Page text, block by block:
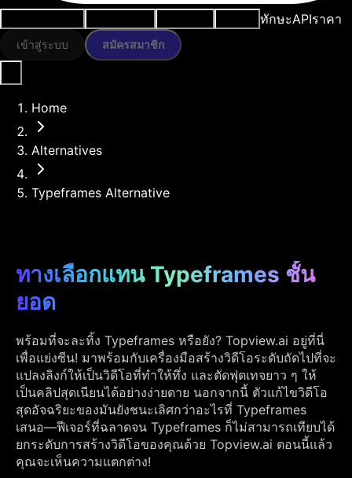
ทักษะAPIราคา
เข้าสู่ระบบ สมัครสมาชิก
Home
Alternatives
Typeframes Alternative
ทางเลือกแทน Typeframes ชั้น
ยอด
พร้อมที่จะละทิ้ง Typeframes หรือยัง? Topview.ai อยู่ที่นี่
เพื่อแย่งซีน! มาพร้อมกับเครื่องมือสร้างวิดีโอระดับถัดไปที่จะ
แปลงลิงก์ให้เป็นวิดีโอที่ทำให้ทึ่ง และตัดฟุตเทจยาว ๆ ให้
เป็นคลิปสุดเนียนได้อย่างง่ายดาย นอกจากนี้ ตัวแก้ไขวิดีโอ
สุดอัจฉริยะของมันยังชนะเลิศกว่าอะไรที่ Typeframes
เสนอ—ฟีเจอร์ที่ฉลาดจน Typeframes ก็ไม่สามารถเทียบได้
ยกระดับการสร้างวิดีโอของคุณด้วย Topview.ai ตอนนี้แล้ว
คุณจะเห็นความแตกต่าง!